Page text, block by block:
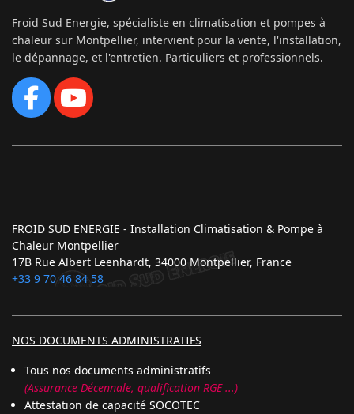
Froid Sud Energie, spécialiste en climatisation et pompes à
chaleur sur Montpellier, intervient pour la vente, l'installation,
le dépannage, et l'entretien. Particuliers et professionnels.
FROID SUD ENERGIE - Installation Climatisation & Pompe à
Chaleur Montpellier
17B Rue Albert Leenhardt, 34000 Montpellier, France
+33 9 70 46 84 58
NOS DOCUMENTS ADMINISTRATIFS
Tous nos documents administratifs
(Assurance Décennale, qualification RGE ...)
Attestation de capacité SOCOTEC